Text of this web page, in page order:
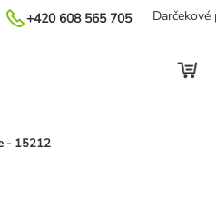
+420 608 565 705 Darčekové
- 15212